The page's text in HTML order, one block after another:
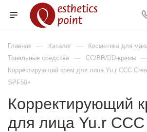
Главная — Каталог — Косметика для
Тональные средства — CC/BB/DD-кремы
Корректирующий крем для лица Yu.r ССС
SPF50+
Корректирующий
для лица Yu.r ССС